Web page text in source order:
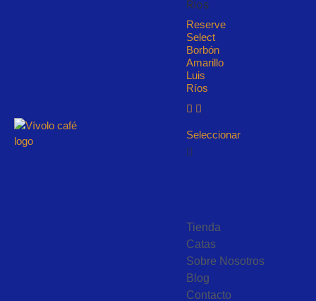
Reserve
Select
Borbón
Amarillo
Luis
Ríos
Seleccionar
Tienda
Catas
Sobre Nosotros
Blog
Contacto